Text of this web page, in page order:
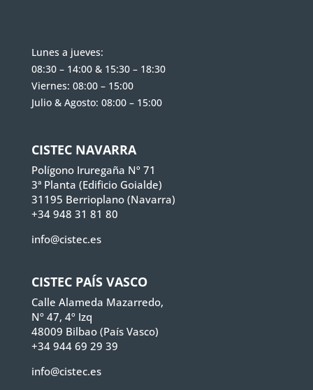
Lunes a jueves:
08:30 – 14:00 & 15:30 – 18:30
Viernes: 08:00 – 15:00
Julio & Agosto: 08:00 – 15:00
CISTEC NAVARRA
Polígono Iruregaña Nº 71
3ª Planta (Edificio Goialde)
31195 Berrioplano (Navarra)
+34 948 31 81 80
info@cistec.es
CISTEC PAÍS VASCO
Calle Alameda Mazarredo,
Nº 47, 4º Izq
48009 Bilbao (País Vasco)
+34 944 69 29 39
info@cistec.es